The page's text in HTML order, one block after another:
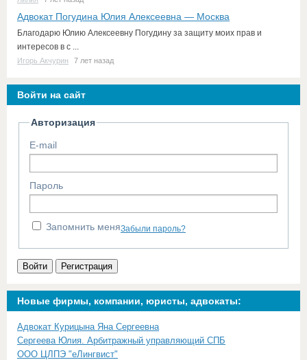
Адвокат Погудина Юлия Алексеевна — Москва
Благодарю Юлию Алексеевну Погудину за защиту моих прав и
интересов в с ...
Игорь Акчурин 7 лет назад
Войти на сайт
Авторизация
E-mail
Пароль
Запомнить меняЗабыли пароль?
Войти Регистрация
Новые фирмы, компании, юристы, адвокаты:
Адвокат Курицына Яна Сергеевна
Сергеева Юлия. Арбитражный управляющий СПБ
ООО ЦЛПЭ "еЛингвист"